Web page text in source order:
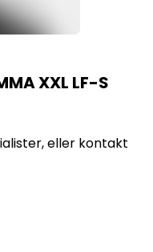
XXL LF-S
eller kontakt